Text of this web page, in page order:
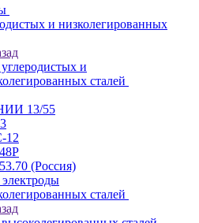
и низколегированных
и
сталей
13/55
12
(Россия)
сталей